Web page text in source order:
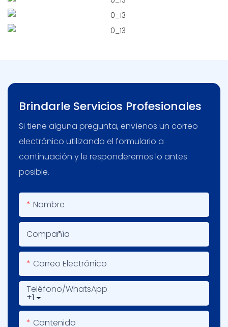
Brindarle Servicios Profesionales
Si tiene alguna pregunta, envíenos un correo
electrónico utilizando el formulario a
continuación y le responderemos lo antes
posible.
Nombre
Compañía
Correo Electrónico
+1
Teléfono/WhatsApp
Contenido